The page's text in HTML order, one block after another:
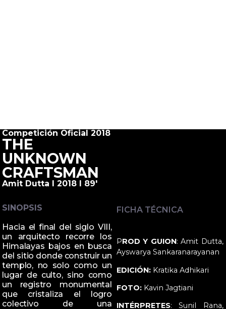
Competición Oficial 2018
THE
UNKNOWN
CRAFTSMAN
Amit Dutta I 2018 I 89'
SINOPSIS
Hacia el final del siglo VIII,
un arquitecto recorre los
Himalayas bajos en busca
del sitio donde construir un
templo, no solo como un
lugar de culto, sino como
un registro monumental
que cristaliza el logro
colectivo de una
FICHA TÉCNICA
PROD Y GUION: Amit Dutta,
Ayswarya Sankaranarayanan
EDICIÓN:Kratika Adhikari
FOTO:Kavin Jagtiani
INTÉRPRETES: Sunil Rana,